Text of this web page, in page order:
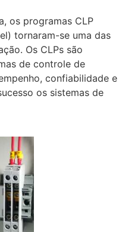
os programas CLP
tornaram-se uma das
Os CLPs são
de controle de
confiabilidade e
os sistemas de